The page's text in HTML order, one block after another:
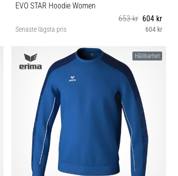
EVO STAR Hoodie Women
653 kr 604 kr
Senaste lägsta pris 604 kr
34 36 38 40 Hållbarhet